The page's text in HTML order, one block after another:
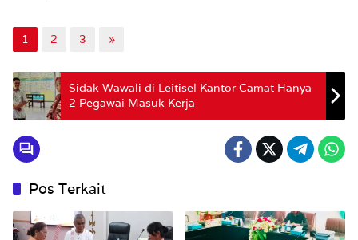
1 2 3 »
Sidak Wawali di Leitisel Kantor Camat Hanya
2 Pegawai Masuk Kerja
Pos Terkait